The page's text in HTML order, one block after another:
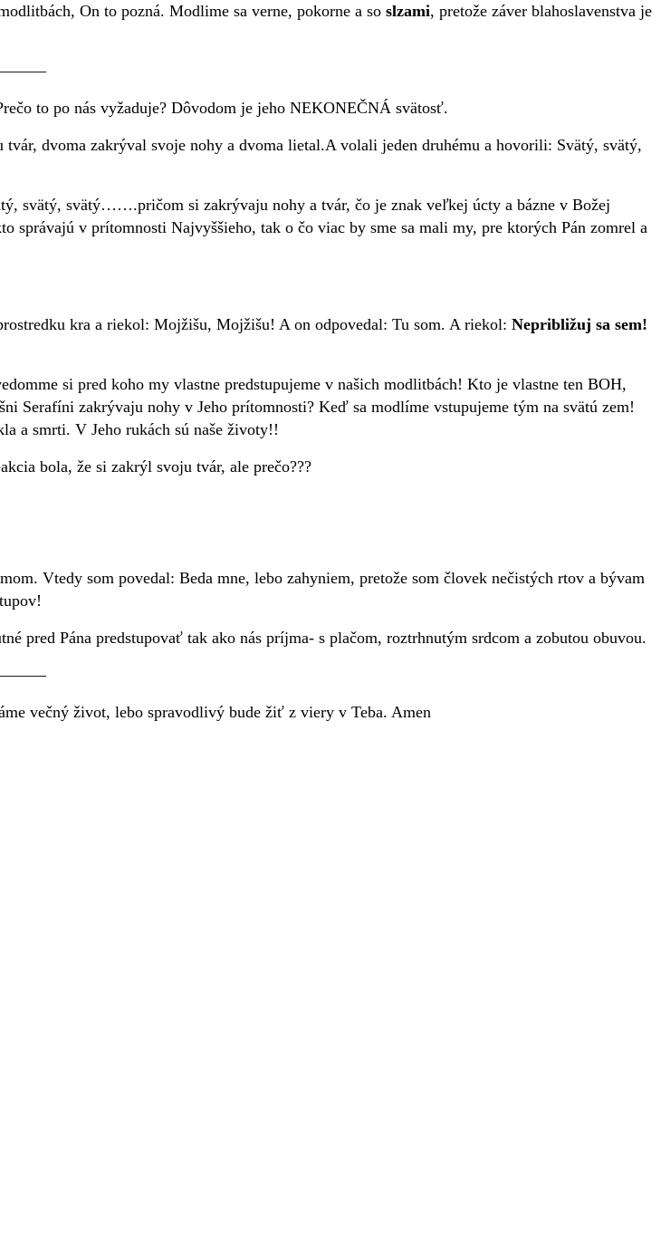
On to pozná. Modlime sa verne, pokorne a so slzami, pretože záver blahoslavenstva je
to po nás vyžaduje? Dôvodom je jeho NEKONEČNÁ svätosť.
dvoma zakrýval svoje nohy a dvoma lietal.A volali jeden druhému a hovorili: Svätý, svätý,
svätý, svätý…….pričom si zakrývaju nohy a tvár, čo je znak veľkej úcty a bázne v Božej
v prítomnosti Najvyššieho, tak o čo viac by sme sa mali my, pre ktorých Pán zomrel a
kra a riekol: Mojžišu, Mojžišu! A on odpovedal: Tu som. A riekol: Nepribližuj sa sem!
si pred koho my vlastne predstupujeme v našich modlitbách! Kto je vlastne ten BOH,
Serafíni zakrývaju nohy v Jeho prítomnosti? Keď sa modlíme vstupujeme tým na svätú zem!
a smrti. V Jeho rukách sú naše životy!!
bola, že si zakrýl svoju tvár, ale prečo???
Vtedy som povedal: Beda mne, lebo zahyniem, pretože som človek nečistých rtov a bývam
pred Pána predstupovať tak ako nás príjma- s plačom, roztrhnutým srdcom a zobutou obuvou.
večný život, lebo spravodlivý bude žiť z viery v Teba. Amen